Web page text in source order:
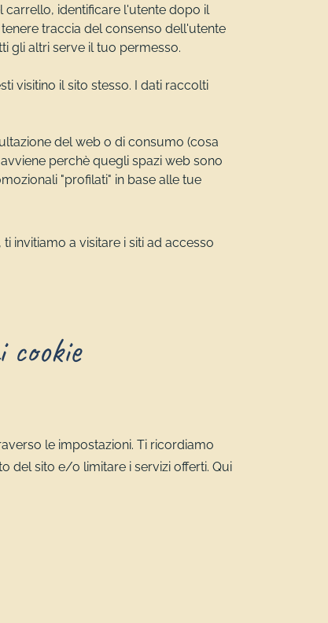
carrello, identificare l'utente dopo il
traccia del consenso dell'utente
gli altri serve il tuo permesso.
visitino il sito stesso. I dati raccolti
del web o di consumo (cosa
perchè quegli spazi web sono
"profilati" in base alle tue
invitiamo a visitare i siti ad accesso
le impostazioni. Ti ricordiamo
del sito e/o limitare i servizi offerti. Qui